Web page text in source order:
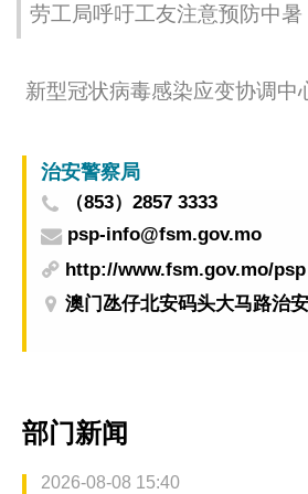
劳工局呼吁工友注意预防中暑
新型冠状病毒感染应变协调中
治安警察局
（853）2857 3333
psp-info@fsm.gov.mo
http://www.fsm.gov.mo/psp
澳门氹仔北安码头大马路治
部门新闻
2026-08-08 15:40